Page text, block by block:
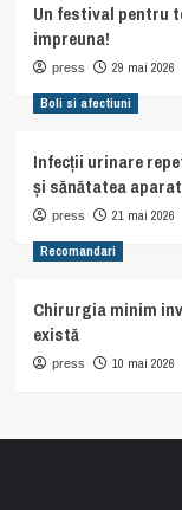
Un festival pentru
impreuna!
press 29 mai 2026
Boli si afectiuni
Infecții urinare
și sănătatea
press 21 mai 2026
Recomandari
Chirurgia minim
există
press 10 mai 2026